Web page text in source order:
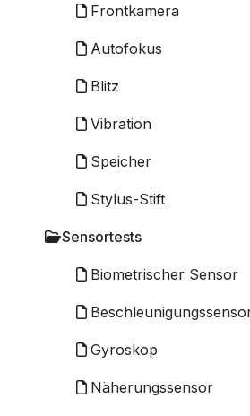
Frontkamera
Autofokus
Blitz
Vibration
Speicher
Stylus-Stift
Sensortests
Biometrischer Sensor
Gyroskop
Näherungssensor